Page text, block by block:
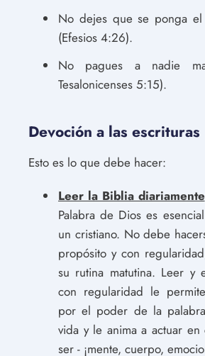
No dejes que se ponga
(Efesios 4:26).
No pagues a nadie
Tesalonicenses 5:15).
Devoción a las escrituras
Esto es lo que debe hacer:
Leer la Biblia diariamente
Palabra de Dios es
un cristiano. No debe
propósito y con
su rutina matutina. Leer y
con regularidad le
por el poder de la
vida y le anima a actuar
ser - ¡mente, cuerpo,